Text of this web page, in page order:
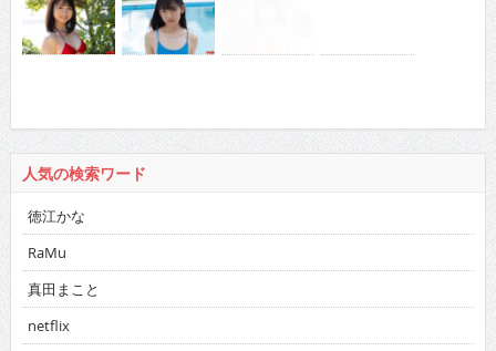
人気の検索ワード
徳江かな
RaMu
真田まこと
netflix